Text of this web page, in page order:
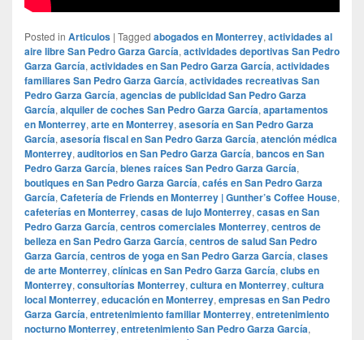
Posted in Articulos | Tagged abogados en Monterrey, actividades al
aire libre San Pedro Garza García, actividades deportivas San Pedro
Garza García, actividades en San Pedro Garza García, actividades
familiares San Pedro Garza García, actividades recreativas San
Pedro Garza García, agencias de publicidad San Pedro Garza
García, alquiler de coches San Pedro Garza García, apartamentos
en Monterrey, arte en Monterrey, asesoría en San Pedro Garza
García, asesoría fiscal en San Pedro Garza García, atención médica
Monterrey, auditorios en San Pedro Garza García, bancos en San
Pedro Garza García, bienes raíces San Pedro Garza García,
boutiques en San Pedro Garza García, cafés en San Pedro Garza
García, Cafetería de Friends en Monterrey | Gunther’s Coffee House,
cafeterías en Monterrey, casas de lujo Monterrey, casas en San
Pedro Garza García, centros comerciales Monterrey, centros de
belleza en San Pedro Garza García, centros de salud San Pedro
Garza García, centros de yoga en San Pedro Garza García, clases
de arte Monterrey, clínicas en San Pedro Garza García, clubs en
Monterrey, consultorías Monterrey, cultura en Monterrey, cultura
local Monterrey, educación en Monterrey, empresas en San Pedro
Garza García, entretenimiento familiar Monterrey, entretenimiento
nocturno Monterrey, entretenimiento San Pedro Garza García,